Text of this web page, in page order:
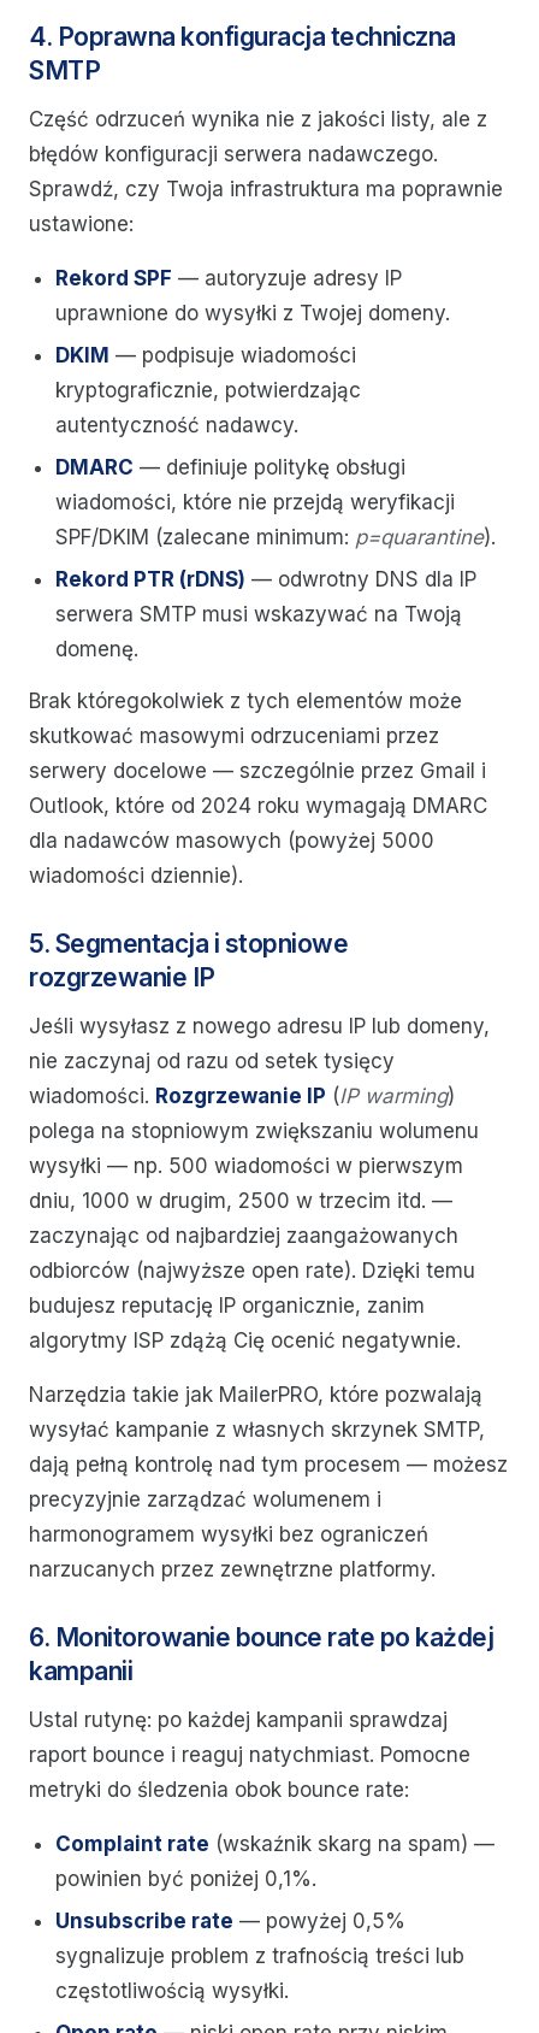
4. Poprawna konfiguracja techniczna
SMTP
Część odrzuceń wynika nie z jakości listy, ale z
błędów konfiguracji serwera nadawczego.
Sprawdź, czy Twoja infrastruktura ma poprawnie
ustawione:
Rekord SPF — autoryzuje adresy IP
uprawnione do wysyłki z Twojej domeny.
DKIM — podpisuje wiadomości
kryptograficznie, potwierdzając
autentyczność nadawcy.
DMARC — definiuje politykę obsługi
wiadomości, które nie przejdą weryfikacji
SPF/DKIM (zalecane minimum: p=quarantine).
Rekord PTR (rDNS) — odwrotny DNS dla IP
serwera SMTP musi wskazywać na Twoją
domenę.
Brak któregokolwiek z tych elementów może
skutkować masowymi odrzuceniami przez
serwery docelowe — szczególnie przez Gmail i
Outlook, które od 2024 roku wymagają DMARC
dla nadawców masowych (powyżej 5000
wiadomości dziennie).
5. Segmentacja i stopniowe
rozgrzewanie IP
Jeśli wysyłasz z nowego adresu IP lub domeny,
nie zaczynaj od razu od setek tysięcy
wiadomości. Rozgrzewanie IP (IP warming)
polega na stopniowym zwiększaniu wolumenu
wysyłki — np. 500 wiadomości w pierwszym
dniu, 1000 w drugim, 2500 w trzecim itd. —
zaczynając od najbardziej zaangażowanych
odbiorców (najwyższe open rate). Dzięki temu
budujesz reputację IP organicznie, zanim
algorytmy ISP zdążą Cię ocenić negatywnie.
Narzędzia takie jak MailerPRO, które pozwalają
wysyłać kampanie z własnych skrzynek SMTP,
dają pełną kontrolę nad tym procesem — możesz
precyzyjnie zarządzać wolumenem i
harmonogramem wysyłki bez ograniczeń
narzucanych przez zewnętrzne platformy.
6. Monitorowanie bounce rate po każdej
kampanii
Ustal rutynę: po każdej kampanii sprawdzaj
raport bounce i reaguj natychmiast. Pomocne
metryki do śledzenia obok bounce rate:
Complaint rate (wskaźnik skarg na spam) —
powinien być poniżej 0,1%.
Unsubscribe rate — powyżej 0,5%
sygnalizuje problem z trafnością treści lub
częstotliwością wysyłki.